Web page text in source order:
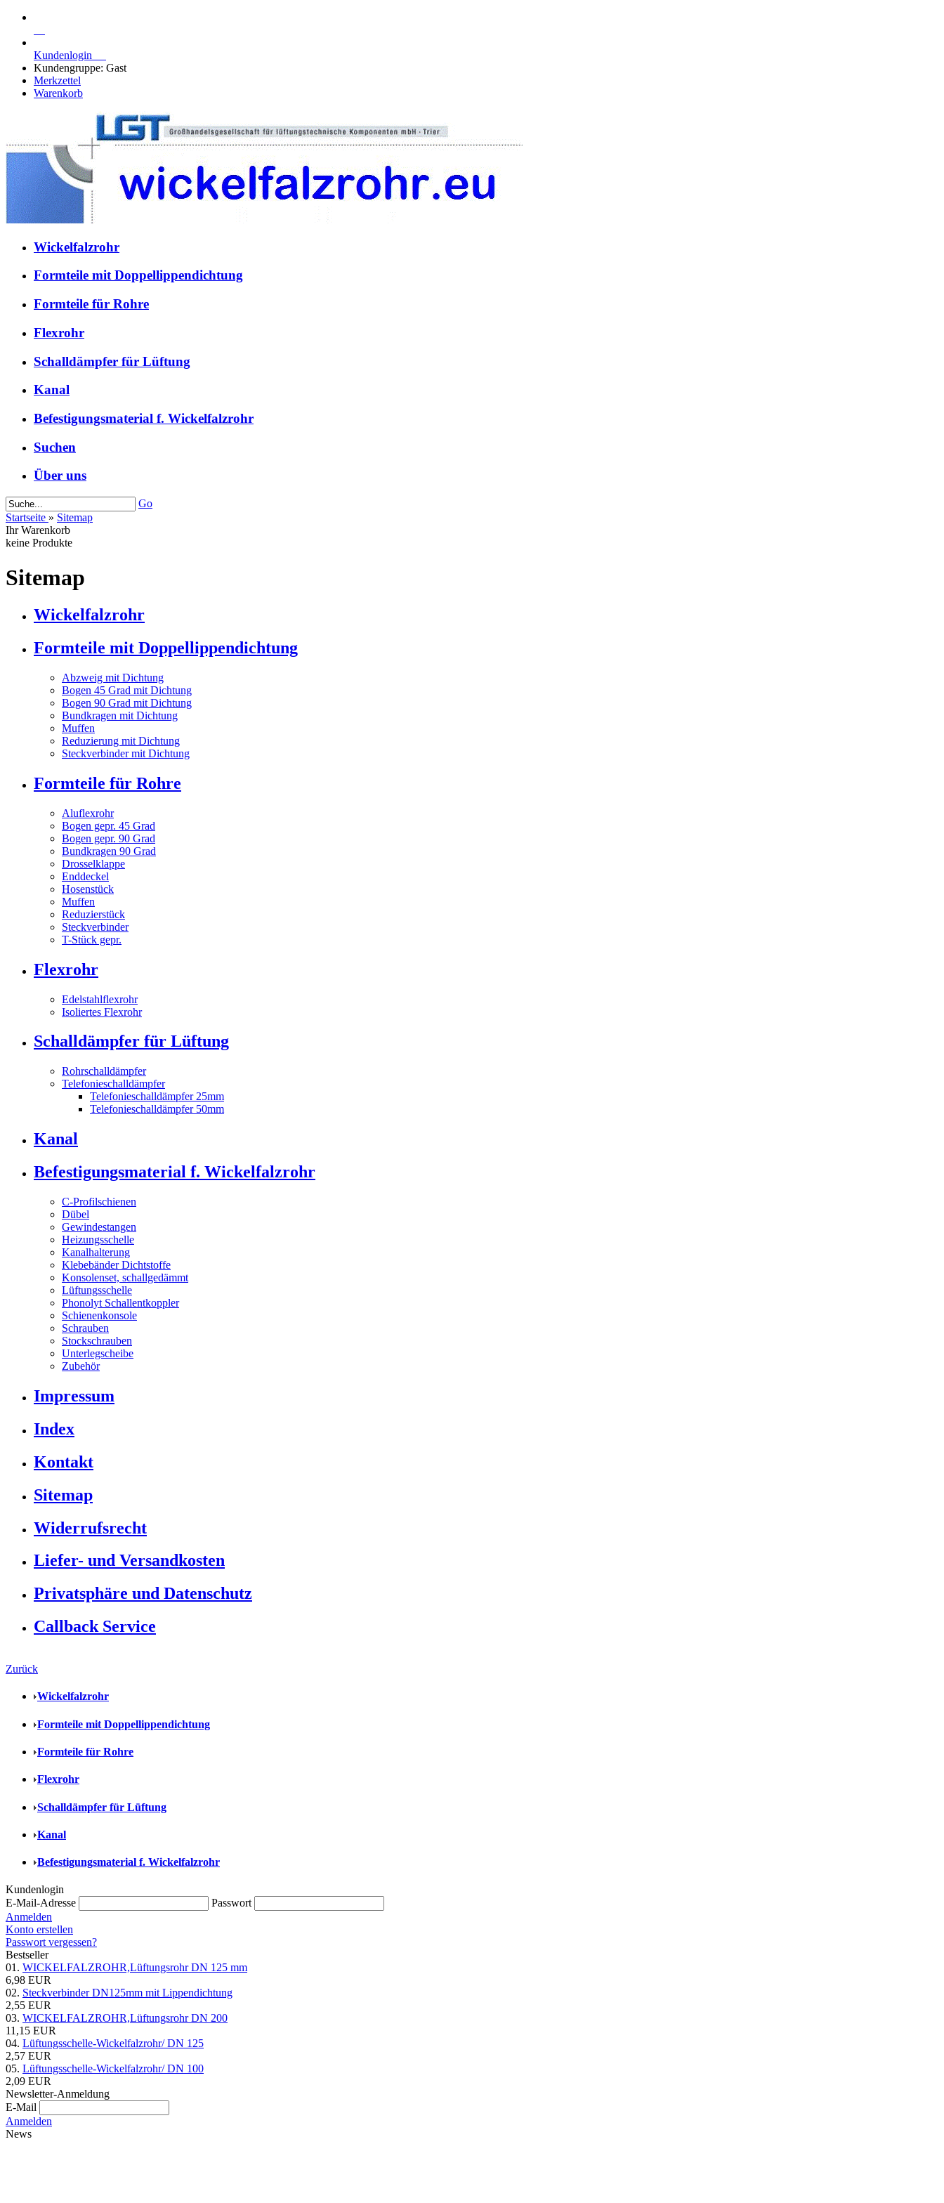
Kundenlogin
Kundengruppe: Gast
Merkzettel
Warenkorb
Wickelfalzrohr
Formteile mit Doppellippendichtung
Formteile für Rohre
Flexrohr
Schalldämpfer für Lüftung
Kanal
Befestigungsmaterial f. Wickelfalzrohr
Suchen
Über uns
Go
Startseite » Sitemap
Ihr Warenkorb
keine Produkte
Sitemap
Wickelfalzrohr
Formteile mit Doppellippendichtung
Abzweig mit Dichtung
Bogen 45 Grad mit Dichtung
Bogen 90 Grad mit Dichtung
Bundkragen mit Dichtung
Muffen
Reduzierung mit Dichtung
Steckverbinder mit Dichtung
Formteile für Rohre
Aluflexrohr
Bogen gepr. 45 Grad
Bogen gepr. 90 Grad
Bundkragen 90 Grad
Drosselklappe
Enddeckel
Hosenstück
Muffen
Reduzierstück
Steckverbinder
T-Stück gepr.
Flexrohr
Edelstahlflexrohr
Isoliertes Flexrohr
Schalldämpfer für Lüftung
Rohrschalldämpfer
Telefonieschalldämpfer
Telefonieschalldämpfer 25mm
Telefonieschalldämpfer 50mm
Kanal
Befestigungsmaterial f. Wickelfalzrohr
C-Profilschienen
Dübel
Gewindestangen
Heizungsschelle
Kanalhalterung
Klebebänder Dichtstoffe
Konsolenset, schallgedämmt
Lüftungsschelle
Phonolyt Schallentkoppler
Schienenkonsole
Schrauben
Stockschrauben
Unterlegscheibe
Zubehör
Impressum
Index
Kontakt
Sitemap
Widerrufsrecht
Liefer- und Versandkosten
Privatsphäre und Datenschutz
Callback Service
Zurück
Wickelfalzrohr
Formteile mit Doppellippendichtung
Formteile für Rohre
Flexrohr
Schalldämpfer für Lüftung
Kanal
Befestigungsmaterial f. Wickelfalzrohr
Kundenlogin
E-Mail-Adresse
Passwort
Anmelden
Konto erstellen
Passwort vergessen?
Bestseller
01. WICKELFALZROHR,Lüftungsrohr DN 125 mm
6,98 EUR
02. Steckverbinder DN125mm mit Lippendichtung
2,55 EUR
03. WICKELFALZROHR,Lüftungsrohr DN 200
11,15 EUR
04. Lüftungsschelle-Wickelfalzrohr/ DN 125
2,57 EUR
05. Lüftungsschelle-Wickelfalzrohr/ DN 100
2,09 EUR
Newsletter-Anmeldung
E-Mail
Anmelden
News